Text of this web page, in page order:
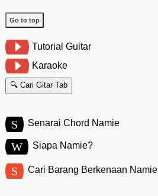
Go to top
Tutorial Guitar
Karaoke
🔍 Cari Gitar Tab
S Senarai Chord Namie
W Siapa Namie?
S Cari Barang Berkenaan Namie